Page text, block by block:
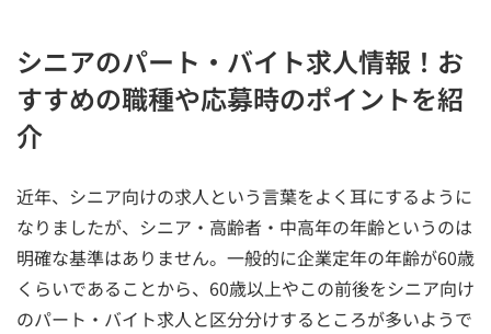
シニアのパート・バイト求人情報！お
すすめの職種や応募時のポイントを紹
介
近年、シニア向けの求人という言葉をよく耳にするように
なりましたが、シニア・高齢者・中高年の年齢というのは
明確な基準はありません。一般的に企業定年の年齢が60歳
くらいであることから、60歳以上やこの前後をシニア向け
のパート・バイト求人と区分分けするところが多いようで